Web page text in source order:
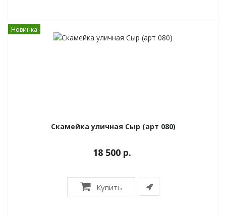
Новинка
Скамейка уличная Сыр (арт 080)
18 500 р.
Купить